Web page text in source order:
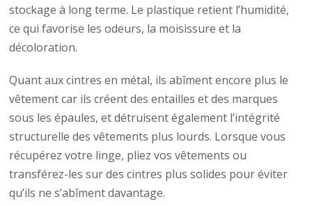
stockage à long terme. Le plastique retient l’humidité,
ce qui favorise les odeurs, la moisissure et la
décoloration.
Quant aux cintres en métal, ils abîment encore plus le
vêtement car ils créent des entailles et des marques
sous les épaules, et détruisent également l’intégrité
structurelle des vêtements plus lourds. Lorsque vous
récupérez votre linge, pliez vos vêtements ou
transférez-les sur des cintres plus solides pour éviter
qu’ils ne s’abîment davantage.